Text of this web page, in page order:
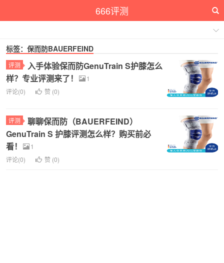
666评测
标签：保而防BAUERFEIND
评测
入手体验保而防GenuTrain S护膝怎么
样？专业评测来了！
1
评论(0)
赞 (0)
评测
聊聊保而防（BAUERFEIND）
GenuTrain S 护膝评测怎么样？购买前必
看！
1
评论(0)
赞 (0)